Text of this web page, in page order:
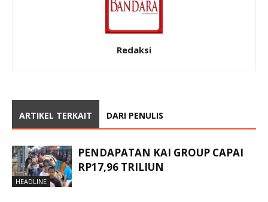
Redaksi
ARTIKEL TERKAIT DARI PENULIS
HEADLINE
PENDAPATAN KAI GROUP CAPAI
RP17,96 TRILIUN